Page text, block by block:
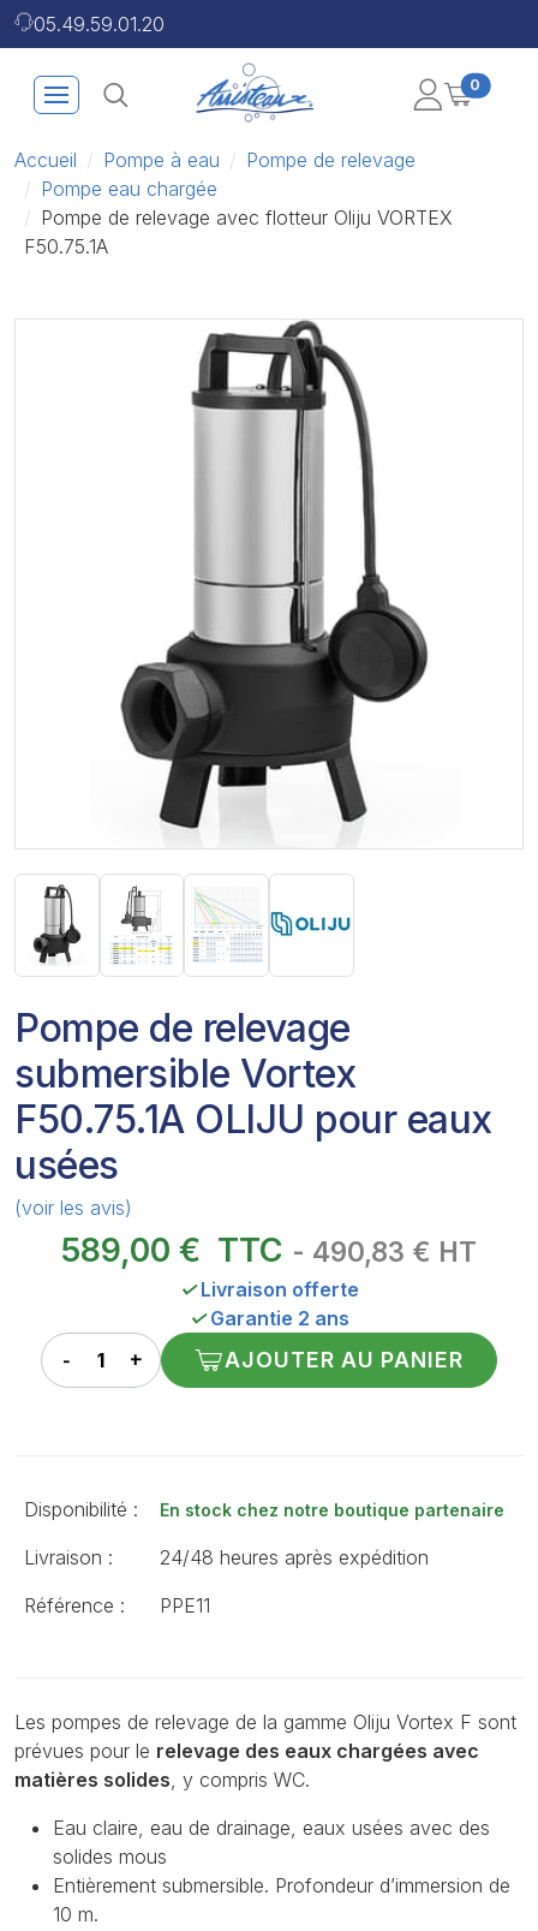
05.49.59.01.20
0
Accueil Pompe à eau
Pompe de relevage
Pompe eau chargée
Pompe de relevage avec flotteur Oliju VORTEX
F50.75.1A
Pompe de relevage
submersible Vortex
F50.75.1A OLIJU pour eaux
usées
(voir les avis)
589,00 € TTC - 490,83 € HT
✓Livraison offerte
✓Garantie 2 ans
AJOUTER AU PANIER
Disponibilité : En stock chez notre boutique partenaire
Livraison :
24/48 heures après expédition
Référence :
PPE11
Les pompes de relevage de la gamme Oliju Vortex F sont
prévues pour le relevage des eaux chargées avec
matières solides , y compris WC.
Eau claire, eau de drainage, eaux usées avec des
solides mous
Entièrement submersible. Profondeur d’immersion de
10 m.